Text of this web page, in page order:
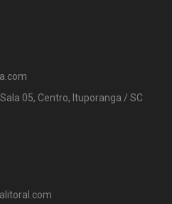
05, Centro, Ituporanga / SC